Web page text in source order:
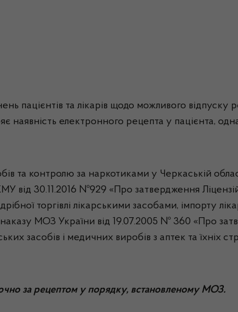
пацієнтів та лікарів щодо можливого
наявність електронного рецепта у пацієнта,
та контролю за наркотиками у Черкаській
від 30.11.2016 №929 «Про затвердження
торгівлі лікарськими засобами, імпорту
наказу МОЗ України від 19.07.2005 № 360 «Про
засобів і медичних виробів з аптек та їхніх
за рецептом у порядку, встановленому МОЗ.